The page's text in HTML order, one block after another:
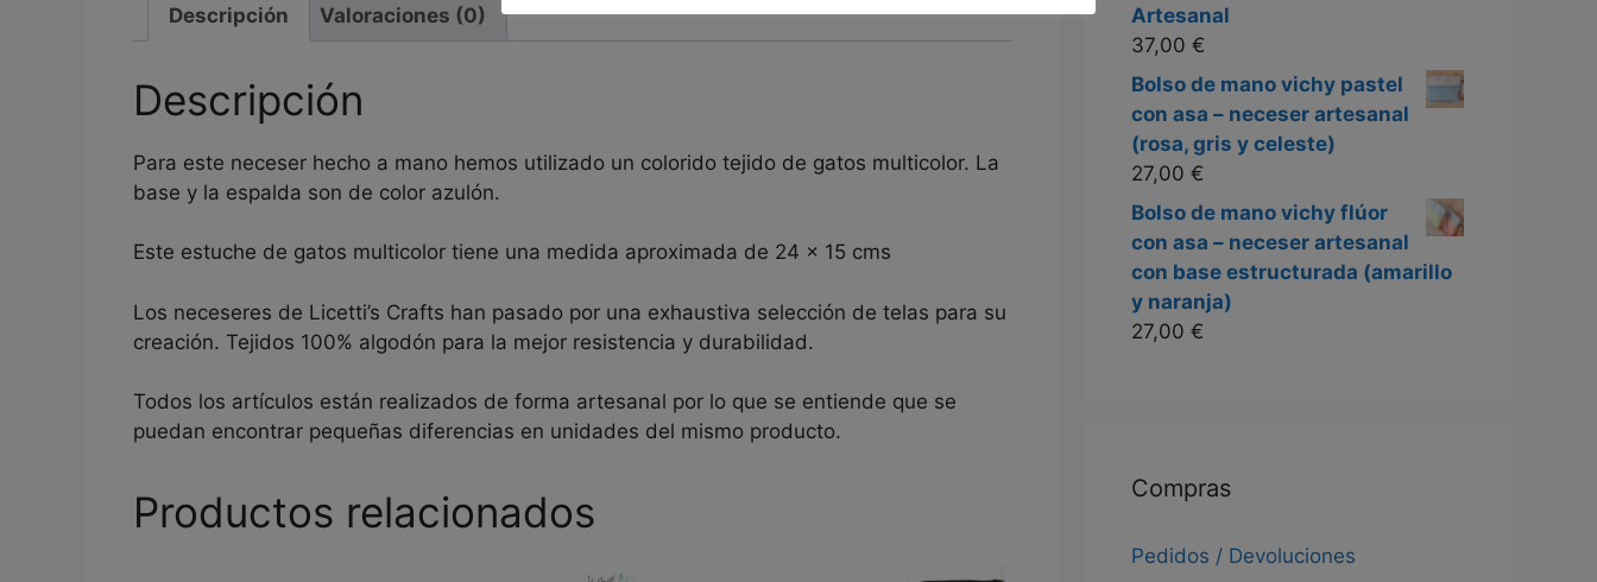
Descripción Valoraciones (0)
Descripción
Para este neceser hecho a mano hemos utilizado un colorido tejido de gatos multicolor. La
base y la espalda son de color azulón.
Este estuche de gatos multicolor tiene una medida aproximada de 24 x 15 cms
Los neceseres de Licetti’s Crafts han pasado por una exhaustiva selección de telas para su
creación. Tejidos 100% algodón para la mejor resistencia y durabilidad.
Todos los artículos están realizados de forma artesanal por lo que se entiende que se
puedan encontrar pequeñas diferencias en unidades del mismo producto.
Productos relacionados
Artesanal
37,00 €
Bolso de mano vichy pastel
con asa – neceser artesanal
(rosa, gris y celeste)
27,00 €
Bolso de mano vichy flúor
con asa – neceser artesanal
con base estructurada (amarillo
y naranja)
27,00 €
Compras
Pedidos / Devoluciones